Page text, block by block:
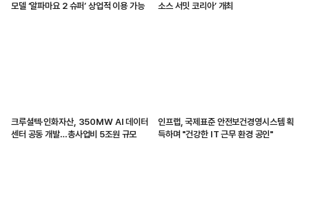
모델 ‘알파마요 2 슈퍼’ 상업적 이용 가능
소스 서밋 코리아’ 개최
크루셜텍·인화자산, 350MW AI 데이터
센터 공동 개발…총사업비 5조원 규모
인프랩, 국제표준 안전보건경영시스템 획
득하며 "건강한 IT 근무 환경 공인"